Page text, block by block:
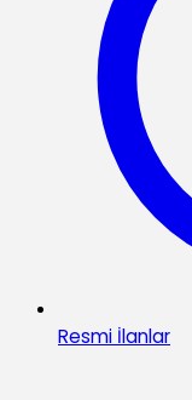
Resmi İlanlar